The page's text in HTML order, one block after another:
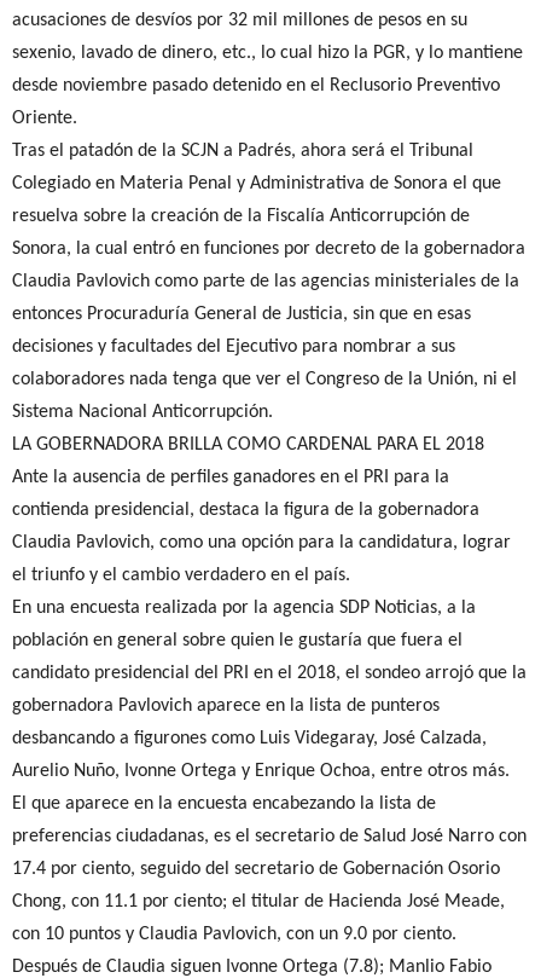
acusaciones de desvíos por 32 mil millones de pesos en su
sexenio, lavado de dinero, etc., lo cual hizo la PGR, y lo mantiene
desde noviembre pasado detenido en el Reclusorio Preventivo
Oriente.
Tras el patadón de la SCJN a Padrés, ahora será el Tribunal
Colegiado en Materia Penal y Administrativa de Sonora el que
resuelva sobre la creación de la Fiscalía Anticorrupción de
Sonora, la cual entró en funciones por decreto de la gobernadora
Claudia Pavlovich como parte de las agencias ministeriales de la
entonces Procuraduría General de Justicia, sin que en esas
decisiones y facultades del Ejecutivo para nombrar a sus
colaboradores nada tenga que ver el Congreso de la Unión, ni el
Sistema Nacional Anticorrupción.
LA GOBERNADORA BRILLA COMO CARDENAL PARA EL 2018
Ante la ausencia de perfiles ganadores en el PRI para la
contienda presidencial, destaca la figura de la gobernadora
Claudia Pavlovich, como una opción para la candidatura, lograr
el triunfo y el cambio verdadero en el país.
En una encuesta realizada por la agencia SDP Noticias, a la
población en general sobre quien le gustaría que fuera el
candidato presidencial del PRI en el 2018, el sondeo arrojó que la
gobernadora Pavlovich aparece en la lista de punteros
desbancando a figurones como Luis Videgaray, José Calzada,
Aurelio Nuño, Ivonne Ortega y Enrique Ochoa, entre otros más.
El que aparece en la encuesta encabezando la lista de
preferencias ciudadanas, es el secretario de Salud José Narro con
17.4 por ciento, seguido del secretario de Gobernación Osorio
Chong, con 11.1 por ciento; el titular de Hacienda José Meade,
con 10 puntos y Claudia Pavlovich, con un 9.0 por ciento.
Después de Claudia siguen Ivonne Ortega (7.8); Manlio Fabio